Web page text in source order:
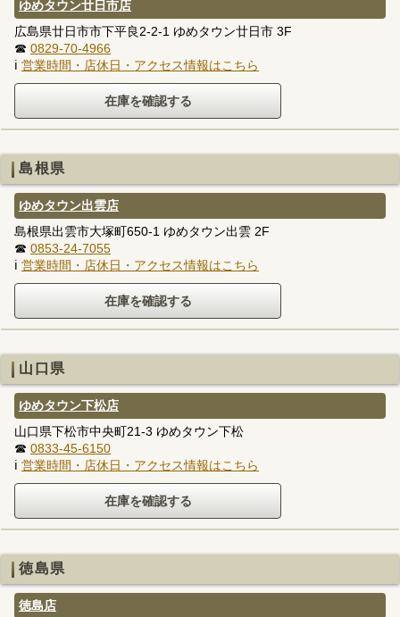
ゆめタウン廿日市店
広島県廿日市市下平良2-2-1 ゆめタウン廿日市 3F
☎ 0829-70-4966
ℹ 営業時間・店休日・アクセス情報はこちら
島根県
ゆめタウン出雲店
島根県出雲市大塚町650-1 ゆめタウン出雲 2F
☎ 0853-24-7055
ℹ 営業時間・店休日・アクセス情報はこちら
山口県
ゆめタウン下松店
山口県下松市中央町21-3 ゆめタウン下松
☎ 0833-45-6150
ℹ 営業時間・店休日・アクセス情報はこちら
徳島県
徳島店